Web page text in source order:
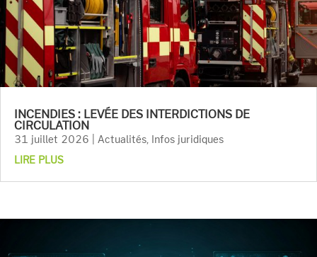
INCENDIES : LEVÉE DES INTERDICTIONS DE
CIRCULATION
31 juillet 2026 Actualités
Infos juridiques
LIRE PLUS